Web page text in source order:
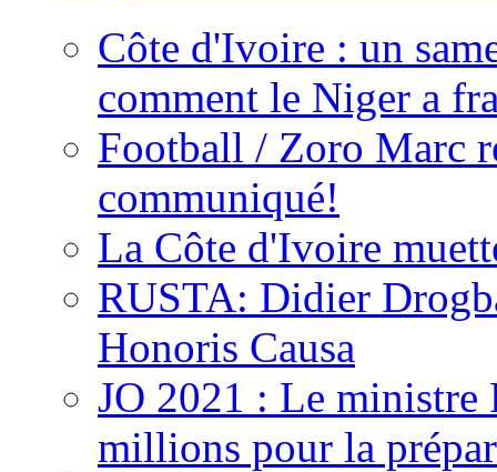
Côte d'Ivoire : un
comment le Niger a
Football / Zoro Marc
communiqué!
La Côte d'Ivoire
RUSTA: Didier
Honoris Causa
JO 2021 : Le ministre
millions pour la